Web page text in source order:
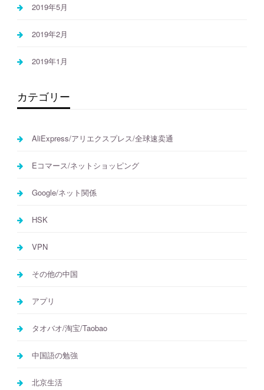
2019年5月
2019年2月
2019年1月
カテゴリー
AliExpress/アリエクスプレス/全球速卖通
Eコマース/ネットショッピング
Google/ネット関係
HSK
VPN
その他の中国
アプリ
タオバオ/淘宝/Taobao
中国語の勉強
北京生活